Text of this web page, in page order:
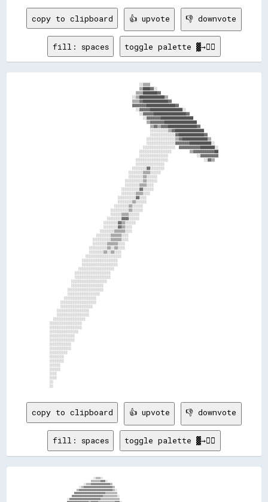
copy to clipboard 👍 upvote 👎 downvote
fill: spaces toggle palette ▓→✊🏽
                                                  ░░▒▒▒▒
                                                  ▒▒████▓▓░░
                                                ▒▒▒▒████████▓▓
                                              ░░▒▒██████████████▒▒
                                              ▒▒▒▒▓▓██████████████▓▓
                                              ▓▓▓▓▓▓▓▓████████████████▓▓
                                                ░░▓▓▓▓▓▓██████████████████░░
                                                  ░░▓▓▓▓▓▓██████████████████▓▓
                                                    ░░▓▓▓▓▓▓▓▓██████████████████
                                                      ▒▒▓▓▓▓▓▓▓▓██████████████████
                                                        ▒▒▓▓▒▒▓▓▓▓████████████████▓▓
                                                        ░░░░░░░░░░▒▒▓▓████████████████
                                                        ░░░░░░░░░░░░░░▓▓██████████████▓▓
                                                      ░░░░░░░░░░░░░░░░▒▒▓▓██████████████▒▒
                                                      ░░░░░░░░░░░░░░░░▓▓▓▓▓▓▓▓████████████░░
                                                    ░░░░░░░░░░░░░░░░░░  ▓▓▓▓▓▓▓▓▓▓▓▓████████░░
                                                  ░░░░░░░░░░░░░░░░░░          ▒▒▓▓▓▓▓▓▓▓▓▓▓▓██
                                                  ░░░░░░░░░░░░░░░░                ░░▓▓▓▓▓▓▓▓▓▓
                                                ░░░░░░░░░░░░░░░░░░                    ░░▓▓▒▒
                                                ░░░░░░░░░░░░░░░░
                                              ░░░░░░░░▓▓░░░░░░░░
                                            ░░░░░░░░▒▒▒▒░░░░░░
                                            ░░░░░░░░▒▒░░░░░░
                                          ░░░░░░░░░░▒▒░░░░░░
                                          ░░░░░░░░▒▒▒▒░░░░
                                        ░░░░░░░░░░▓▓░░░░░░
                                        ░░░░░░░░▒▒▒▒░░░░
                                      ░░░░░░░░░░▓▓░░░░
                                      ░░░░░░░░▒▒░░░░░░
                                    ░░░░░░░░▒▒░░░░░░
                                  ░░░░░░░░░░▒▒░░░░░░
                                  ░░░░░░▒▒▒▒░░░░░░
                                ░░░░░░░░▓▓▓▓░░░░░░
                              ░░░░░░░░▓▓▒▒░░░░░░
                              ░░░░░░░░▓▓▒▒░░░░
                            ░░░░░░░░▒▒▒▒▒▒░░░░
                          ░░░░░░░░▒▒▒▒▒▒░░░░
                        ░░░░░░░░░░▒▒▒▒▒▒░░░░
                        ░░░░░░░░▒▒▒▒▒▒░░░░
                      ░░░░░░░░░░▒▒░░▒▒░░░░
                      ░░░░░░░░▒▒░░▒▒░░░░
                    ░░░░░░░░░░░░░░░░░░░░
                  ░░░░░░░░░░░░░░░░░░░░
                  ░░░░░░░░░░░░░░░░░░░░
                ░░░░░░░░░░░░░░░░░░░░
              ░░░░░░░░░░░░░░░░░░░░
              ░░░░░░░░░░░░░░░░░░░░
            ░░░░░░░░░░░░░░░░░░░░
            ░░░░░░░░░░░░░░░░░░
          ░░░░░░░░░░░░░░░░░░░░
          ░░░░░░░░░░░░░░░░░░
        ░░░░░░░░░░░░░░░░░░
      ░░░░░░░░░░░░░░░░░░░░
      ░░░░░░░░░░░░░░░░░░
    ░░░░░░░░░░░░░░░░░░
    ░░░░░░░░░░░░░░░░░░
  ░░░░░░░░░░░░░░░░░░
░░░░░░░░░░░░░░░░░░
░░░░░░░░░░░░░░░░░░
░░░░░░░░░░░░░░░░
░░░░░░░░░░░░░░
░░░░░░░░░░░░░░
░░░░░░░░░░░░
░░░░░░░░░░░░
░░░░░░░░░░
░░░░░░░░
░░░░░░░░
░░░░░░
░░░░░░
░░░░
░░░░
░░
copy to clipboard 👍 upvote 👎 downvote
fill: spaces toggle palette ▓→✊🏽
                                        ░░▒▒▒▒░░                                                                                                    
                                      ▒▒▒▒▒▒▒▒▓▓▓▓░░                                                                                                
                                ░░▒▒▒▒▓▓▓▓▓▓▓▓▓▓▓▓▓▓▓▓▒▒                                                                                            
                            ░░▒▒▓▓▓▓▓▓▓▓▓▓▓▓▓▓▓▓▓▓▓▓▓▓▓▓▒▒                                                                                          
                          ▒▒▓▓▓▓▓▓▓▓▓▓▓▓▓▓▓▓▓▓▓▓▓▓▓▓▓▓▓▓▒▒░░                                                                                        
                        ▓▓▓▓▓▓▓▓▓▓▓▓▓▓▓▓▓▓▓▓▓▓▓▓▓▓▒▒▒▒▒▒▒▒▒▒                                                                                        
                      ▓▓▓▓▓▓▓▓▓▓▓▓▓▓▓▓▓▓▓▓▓▓▓▓▓▓▒▒▒▒▒▒▒▒▒▒▒▒░░                                                                                      
                  ░░▓▓▓▓▓▓▓▓▓▓▓▓▓▓▓▓▓▓▓▓▓▓▓▓▓▓▒▒▒▒▒▒▒▒▒▒▒▒▒▒▒▒                                                                                      
                  ▓▓▓▓▓▓▓▓▓▓▓▓▓▓▓▓▓▓▒▒▓▓▓▓▓▓▒▒▒▒▒▒▒▒▒▒▒▒▒▒▓▓▓▓░░                                                                                    
                ▓▓▓▓▓▓▓▓▓▓▓▓▓▓▓▓▓▓▓▓▒▒▓▓▓▓▒▒▒▒▒▒▒▒▒▒▒▒▒▒▒▒▓▓▓▓▒▒                                                                                    
              ▒▒▓▓▓▓▓▓▓▓▓▓▓▓▓▓▓▓▓▓▓▓▒▒▓▓▒▒▒▒▒▒▒▒▒▒▒▒▒▒▒▒▓▓▓▓▓▓▒▒                                                                                    
              ▓▓▓▓▓▓▓▓▓▓▓▓▒▒▓▓▒▒▒▒▓▓▒▒▒▒▒▒▒▒▒▒▒▒▒▒▒▒▒▒▓▓▓▓▓▓▒▒░░                                                                                    
            ▓▓▓▓▓▓▓▓▓▓▓▓▓▓▒▒▓▓▓▓▓▓▒▒▒▒▒▒▒▒▒▒▒▒▒▒▒▒▒▒▓▓▓▓▓▓░░░░                                                                                      
          ▓▓▓▓▓▓▓▓▓▓▓▓▓▓▒▒▓▓▓▓▒▒▒▒▒▒▒▒▒▒▒▒▒▒▒▒▒▒▒▒▓▓▓▓▒▒░░░░                                                                                        
      ░░▓▓▓▓▓▓▓▓▓▓▓▓▒▒▒▒▓▓▓▓▓▓▒▒▒▒▒▒▒▒▒▒▒▒▒▒▒▒▒▒▒▒▓▓▒▒▒▒▒▒                                                                                          
      ▓▓▓▓▓▓▓▓▓▓▓▓▓▓▓▓▓▓▓▓▓▓▓▓▒▒▒▒▒▒▒▒▒▒▒▒▒▒▒▒▒▒▓▓░░▒▒░░                                                                                            
    ▓▓▓▓▓▓▓▓▓▓▓▓▓▓▓▓▓▓▓▓▓▓▒▒▒▒▒▒▒▒▒▒▒▒▒▒▒▒▒▒▒▒▓▓░░░░░░                                                                                              
  ▒▒▓▓▓▓▓▓▓▓▓▓▓▓▓▓▓▓▓▓▓▓▒▒▒▒▒▒▒▒▒▒▒▒▒▒▒▒▒▒▒▒▓▓▒▒░░                                                                                                  
  ▒▒▓▓▓▓▓▓▓▓▓▓▓▓▓▓▓▓▓▓▒▒▒▒▒▒▒▒▒▒▒▒▒▒▒▒▒▒░░▒▒▒▒                                                                                                      
░░░░░░▓▓▓▓▓▓▓▓▓▓▓▓▓▓▒▒▒▒▒▒▒▒▒▒▒▒▒▒▒▒▒▒░░▓▓░░░░                                                                                                      
░░░░░░░░▓▓▓▓▓▓▓▓▓▓▒▒▒▒▒▒▒▒▒▒▒▒▒▒▒▒▒▒▒▒▓▓░░                                                                                                          
░░░░░░░░░░██▓▓██▒▒▒▒▒▒▒▒▒▒▒▒▒▒▒▒▒▒██▓▓▒▒░░                                                                                                          
░░░░░░░░  ░░██▒▒▒▒▒▒▒▒▒▒▒▒▒▒▒▒████▓▓▒▒░░                                                                                                            
  ░░      ░░▒▒▒▒▒▒▒▒▒▒▒▒████████▓▓▒▒░░░░                                                                                                            
          ░░▒▒▒▒▒▒▒▒████████▓▓▒▒▒▒░░░░░░                                                                                                            
        ░░░░░░▒▒▒▒████████▒▒▒▒▒▒      ░░░░                                                                                                          
        ░░░░░░▒▒▒▒██████░░▒▒              ░░░░                                                                                                      
          ░░░░░░▒▒▒▒▒▒▒▒░░                  ░░                                                                                                      
            ░░░░░░░░░░░░                      ░░                                                                                                    
              ░░░░░░                            ░░                                                                                                  
                                                  ░░                                                                                                
                                                    ░░                                                                                              
                                                      ░░                                                                                            
                                                        ░░░░                                                                                        
                                                            ░░                                                                                      
                                                            ░░                    ░░                                                                
                                                              ░░                  ░░▒▒                                                              
                                                                ░░                ▒▒▒▒▒▒                                                            
                                                                                  ▒▒▓▓▒▒▒▒                                                          
                                                                                  ▒▒▒▒▓▓▓▓▒▒                                                        
                                                                      ░░▓▓▓▓▓▓▓▓▓▓▓▓▓▓▓▓▓▓▓▓▒▒░░                                                    
                                                                      ▒▒▓▓▓▓▓▓▓▓▓▓▒▒▓▓▓▓▓▓▓▓▓▓▒▒░░                                                  
                                                                        ▒▒▓▓▓▓▓▓▓▓▓▓▒▒▓▓▓▓▓▓▓▓▓▓▒▒░░                                                
                                                                          ▒▒▓▓▓▓▓▓▓▓▓▓▓▓▓▓▓▓▓▓▓▓▓▓▓▓░░                                              
                                                                            ▒▒▓▓▓▓▓▓▓▓▓▓▓▓▓▓▓▓▓▓▓▓▓▓▒▒░░                                            
                                                                              ▓▓▓▓▓▓▓▓▓▓▓▓▓▓▓▓▓▓▓▓▒▒▓▓▓▓▒▒                                          
                                                                                ▓▓▓▓▓▓▓▓▓▓▓▓▓▓░░░░▒▒▒▒▓▓▓▓▒▒                                        
                                                                                ░░▓▓▓▓▓▓▓▓▓▓▓▓░░▓▓▓▓░░▒▒▓▓▒▒▒▒                                      
                                                                                  ░░▓▓▓▓▓▓▓▓▓▓▓▓░░░░▒▒▒▒▒▒▓▓▓▓▒▒                                    
                                                                                    ░░▓▓▓▓▓▓▓▓▓▓▓▓░░▒▒▓▓▒▒▒▒▓▓▓▓▒▒                                  
                                                                                        ▓▓▓▓▓▓▓▓▓▓▓▓▒▒▒▒░░░░░░▓▓▓▓▒▒                                
                                                                                          ▓▓▓▓▓▓▓▓▓▓▓▓▒▒▒▒▓▓░░▓▓▓▓▓▓▒▒                              
                                                                                            ▓▓▓▓▓▓▓▓▓▓▓▓▒▒▒▒▒▒░░▓▓▓▓▓▓▒▒                            
                                                                                            ░░▓▓▓▓▓▓▓▓▓▓▓▓▒▒▒▒░░▒▒░░▓▓▓▓▒▒                          
                                                                                              ░░▓▓▓▓▓▓▓▓▓▓▓▓▒▒░░░░▓▓░░▓▓▓▓▒▒                        
                                                                                                  ▓▓▓▓▓▓▓▓▓▓▓▓░░▒▒░░▓▓▓▓▓▓▓▓▒▒                      
                                                                                                  ░░▓▓▓▓▓▓▓▓▓▓▓▓▒▒▓▓▓▓▓▓▓▓▓▓▓▓▒▒                    
                                                                                                    ░░▓▓▓▓▓▓▓▓▓▓▓▓▓▓▓▓▓▓▓▓▓▓▓▓▓▓▒▒                  
                                                                                                      ░░▓▓▓▓▓▓▓▓▓▓▓▓▓▓▓▓▓▓▓▓▓▓▓▓▓▓▒▒                
                                                                                                        ▒▒▓▓▓▓▓▓▓▓▓▓▓▓▓▓▓▓▓▓▓▓▓▓▓▓▓▓▒▒              
                                                                                                          ▓▓▓▓▓▓▓▓▓▓▓▓▓▓▓▓▓▓▓▓▓▓▓▓▓▓▓▓░░            
                                                                                                          ░░▓▓▓▓▓▓▓▓▓▓▓▓▓▓▓▓▓▓▓▓▒▒▓▓▓▓▓▓░░          
                                                                                                              ▓▓▓▓▓▓▓▓▓▓▓▓▓▓▓▓░░▒▒▒▒▓▓▓▓▓▓░░        
                                                                                                                ▓▓▓▓▓▓▓▓▓▓▓▓░░▒▒    ▒▒▓▓▓▓▓▓░░      
                                                                                                                  ▒▒▓▓▓▓▓▓▓▓▓▓▒▒▒▒░░    ▒▒▓▓▓▓▒▒░░  
                                                                                                                    ▒▒▓▓▓▓▓▓▓▓▓▓░░      ▒▒▓▓▓▓▓▓▓▓▒▒
                                                                                                                      ▒▒▓▓▓▓▓▓▓▓▓▓▒▒░░▓▓▓▓▓▓▓▓▓▓▓▓▓▓